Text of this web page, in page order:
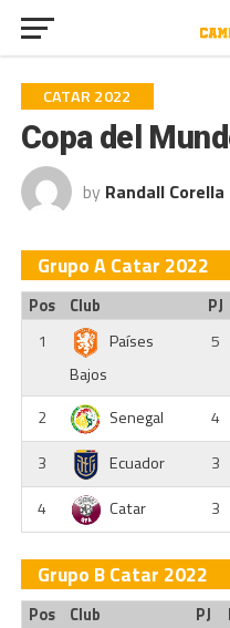
CATAR 2022
Copa del
by Randall Corella
Grupo A Catar 2022
Pos Club PJ
1
Países
Bajos
5
2 Senegal 4
3
Ecuador 3
4
Catar 3
Grupo B Catar 2022
Pos Club PJ